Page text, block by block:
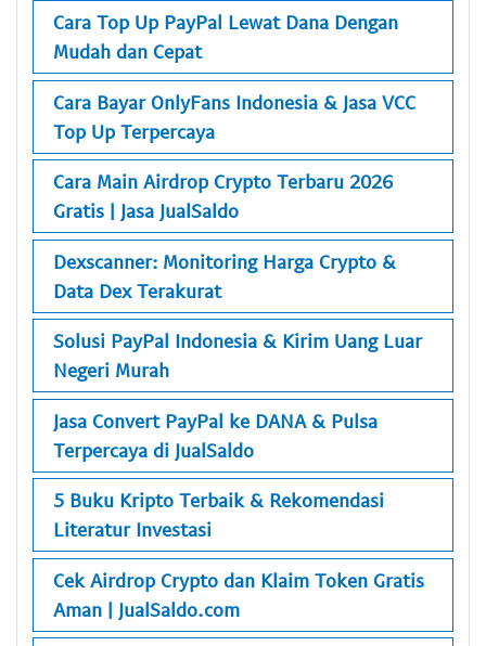
Cara Top Up PayPal Lewat Dana Dengan
Mudah dan Cepat
Cara Bayar OnlyFans Indonesia & Jasa VCC
Top Up Terpercaya
Cara Main Airdrop Crypto Terbaru 2026
Gratis | Jasa JualSaldo
Dexscanner: Monitoring Harga Crypto &
Data Dex Terakurat
Solusi PayPal Indonesia & Kirim Uang Luar
Negeri Murah
Jasa Convert PayPal ke DANA & Pulsa
Terpercaya di JualSaldo
5 Buku Kripto Terbaik & Rekomendasi
Literatur Investasi
Cek Airdrop Crypto dan Klaim Token Gratis
Aman | JualSaldo.com